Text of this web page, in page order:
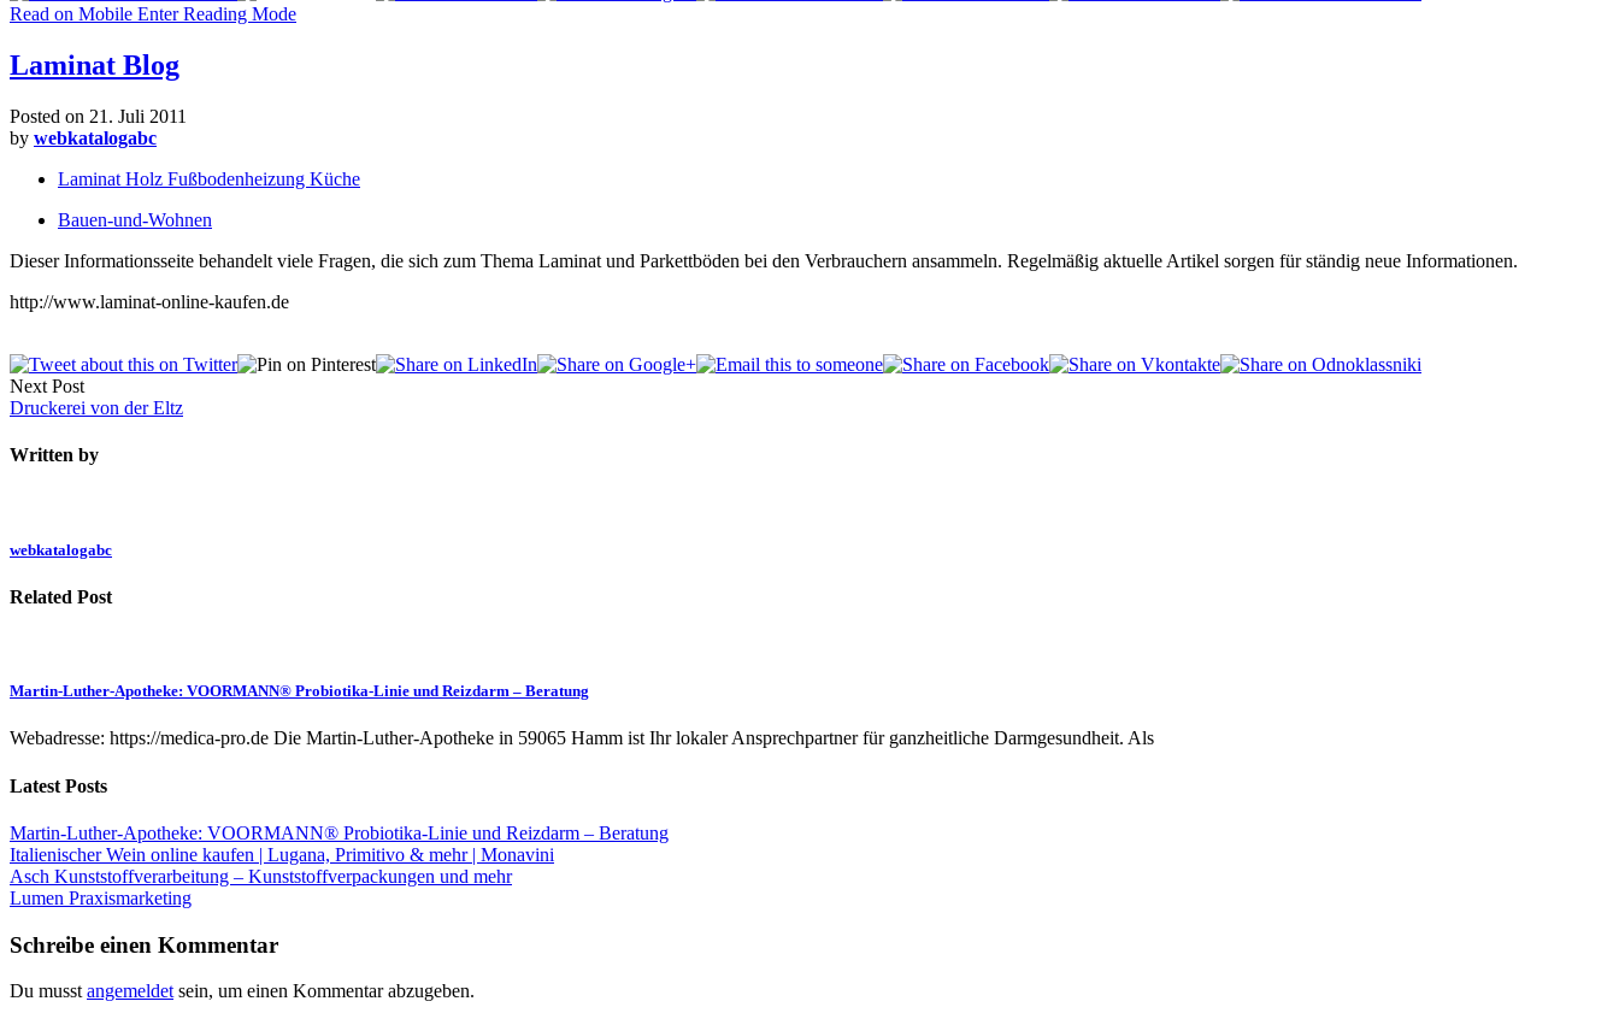
Read on Mobile Enter Reading Mode
Laminat Blog
Posted on 21. Juli 2011
by webkatalogabc
Laminat Holz Fußbodenheizung Küche
Bauen-und-Wohnen
Dieser Informationsseite behandelt viele Fragen, die sich zum Thema Laminat und Parkettböden bei den Verbrauchern ansammeln. Regelmäßig aktuelle Artikel sorgen für ständig neue Informationen.
http://www.laminat-online-kaufen.de
Next Post
Druckerei von der Eltz
Written by
webkatalogabc
Related Post
Martin-Luther-Apotheke: VOORMANN® Probiotika-Linie und Reizdarm – Beratung
Webadresse: https://medica-pro.de Die Martin-Luther-Apotheke in 59065 Hamm ist Ihr lokaler Ansprechpartner für ganzheitliche Darmgesundheit. Als
Latest Posts
Martin-Luther-Apotheke: VOORMANN® Probiotika-Linie und Reizdarm – Beratung
Italienischer Wein online kaufen | Lugana, Primitivo & mehr | Monavini
Asch Kunststoffverarbeitung – Kunststoffverpackungen und mehr
Lumen Praxismarketing
Schreibe einen Kommentar
Du musst angemeldet sein, um einen Kommentar abzugeben.